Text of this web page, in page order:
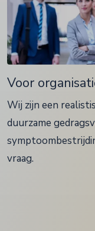
Voor
Wij zijn een
duurzame
vraag.